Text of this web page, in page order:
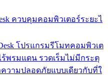
ควบคุมคอมพิวเตอร์ระยะไ
โปรแกรมรีโมทคอมพิวเต
พรมแดน รวดเร็มไม่มีกระตุ
วามปลอดภัยแบบเดียวกับที่ใ